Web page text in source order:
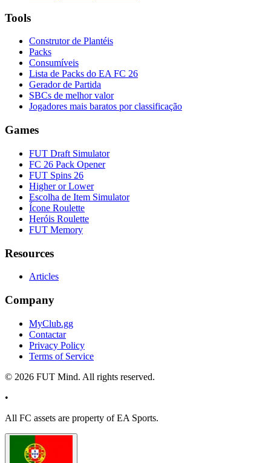
Tools
Construtor de Plantéis
Packs
Consumíveis
Lista de Packs do EA FC 26
Gerador de Partida
SBCs de melhor valor
Jogadores mais baratos por classificação
Games
FUT Draft Simulator
FC 26 Pack Opener
FUT Spins 26
Higher or Lower
Escolha de Item Simulator
Ícone Roulette
Heróis Roulette
FUT Memory
Resources
Articles
Company
MyClub.gg
Contactar
Privacy Policy
Terms of Service
© 2026 FUT Mind. All rights reserved.
•
All FC assets are property of EA Sports.